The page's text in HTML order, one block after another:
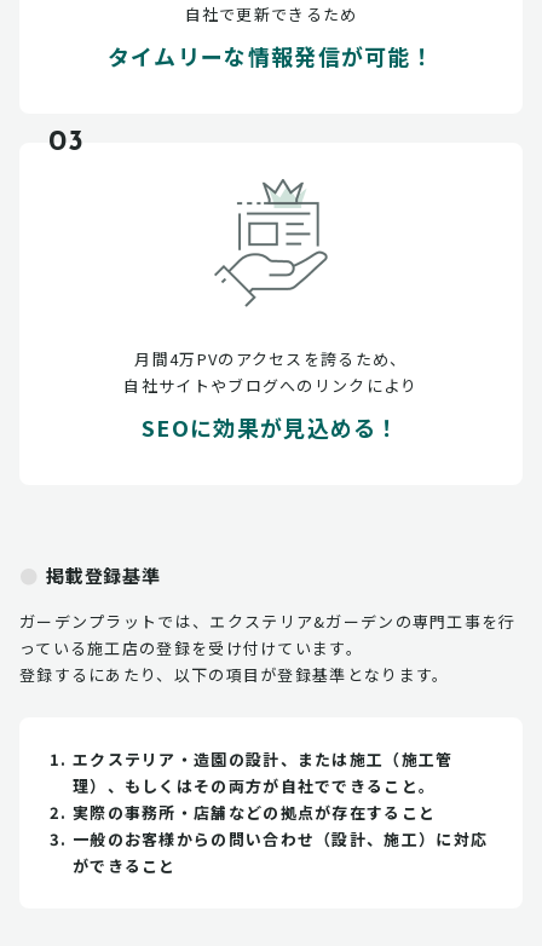
自社で更新できるため
タイムリーな情報発信が可能！
03
月間4万PVのアクセスを誇るため、
自社サイトやブログへのリンクにより
SEOに効果が見込める！
掲載登録基準
ガーデンプラットでは、エクステリア&ガーデンの専門工事を行
っている施工店の登録を受け付けています。
登録するにあたり、以下の項目が登録基準となります。
エクステリア・造園の設計、または施工（施工管
理）、もしくはその両方が自社でできること。
実際の事務所・店舗などの拠点が存在すること
一般のお客様からの問い合わせ（設計、施工）に対応
ができること